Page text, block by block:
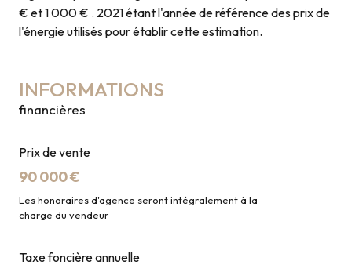
€ et 1 000 € . 2021 étant l'année de référence des prix de
l'énergie utilisés pour établir cette estimation.
INFORMATIONS
financières
Prix de vente
90 000 €
Les honoraires d'agence seront intégralement à la
charge du vendeur
Taxe foncière annuelle